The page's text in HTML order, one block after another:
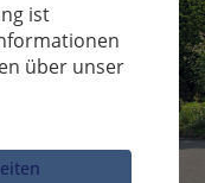
ist
über unser